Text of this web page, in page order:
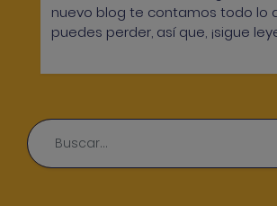
nuevo blog te contamos todo lo
puedes perder, así que, ¡sigue